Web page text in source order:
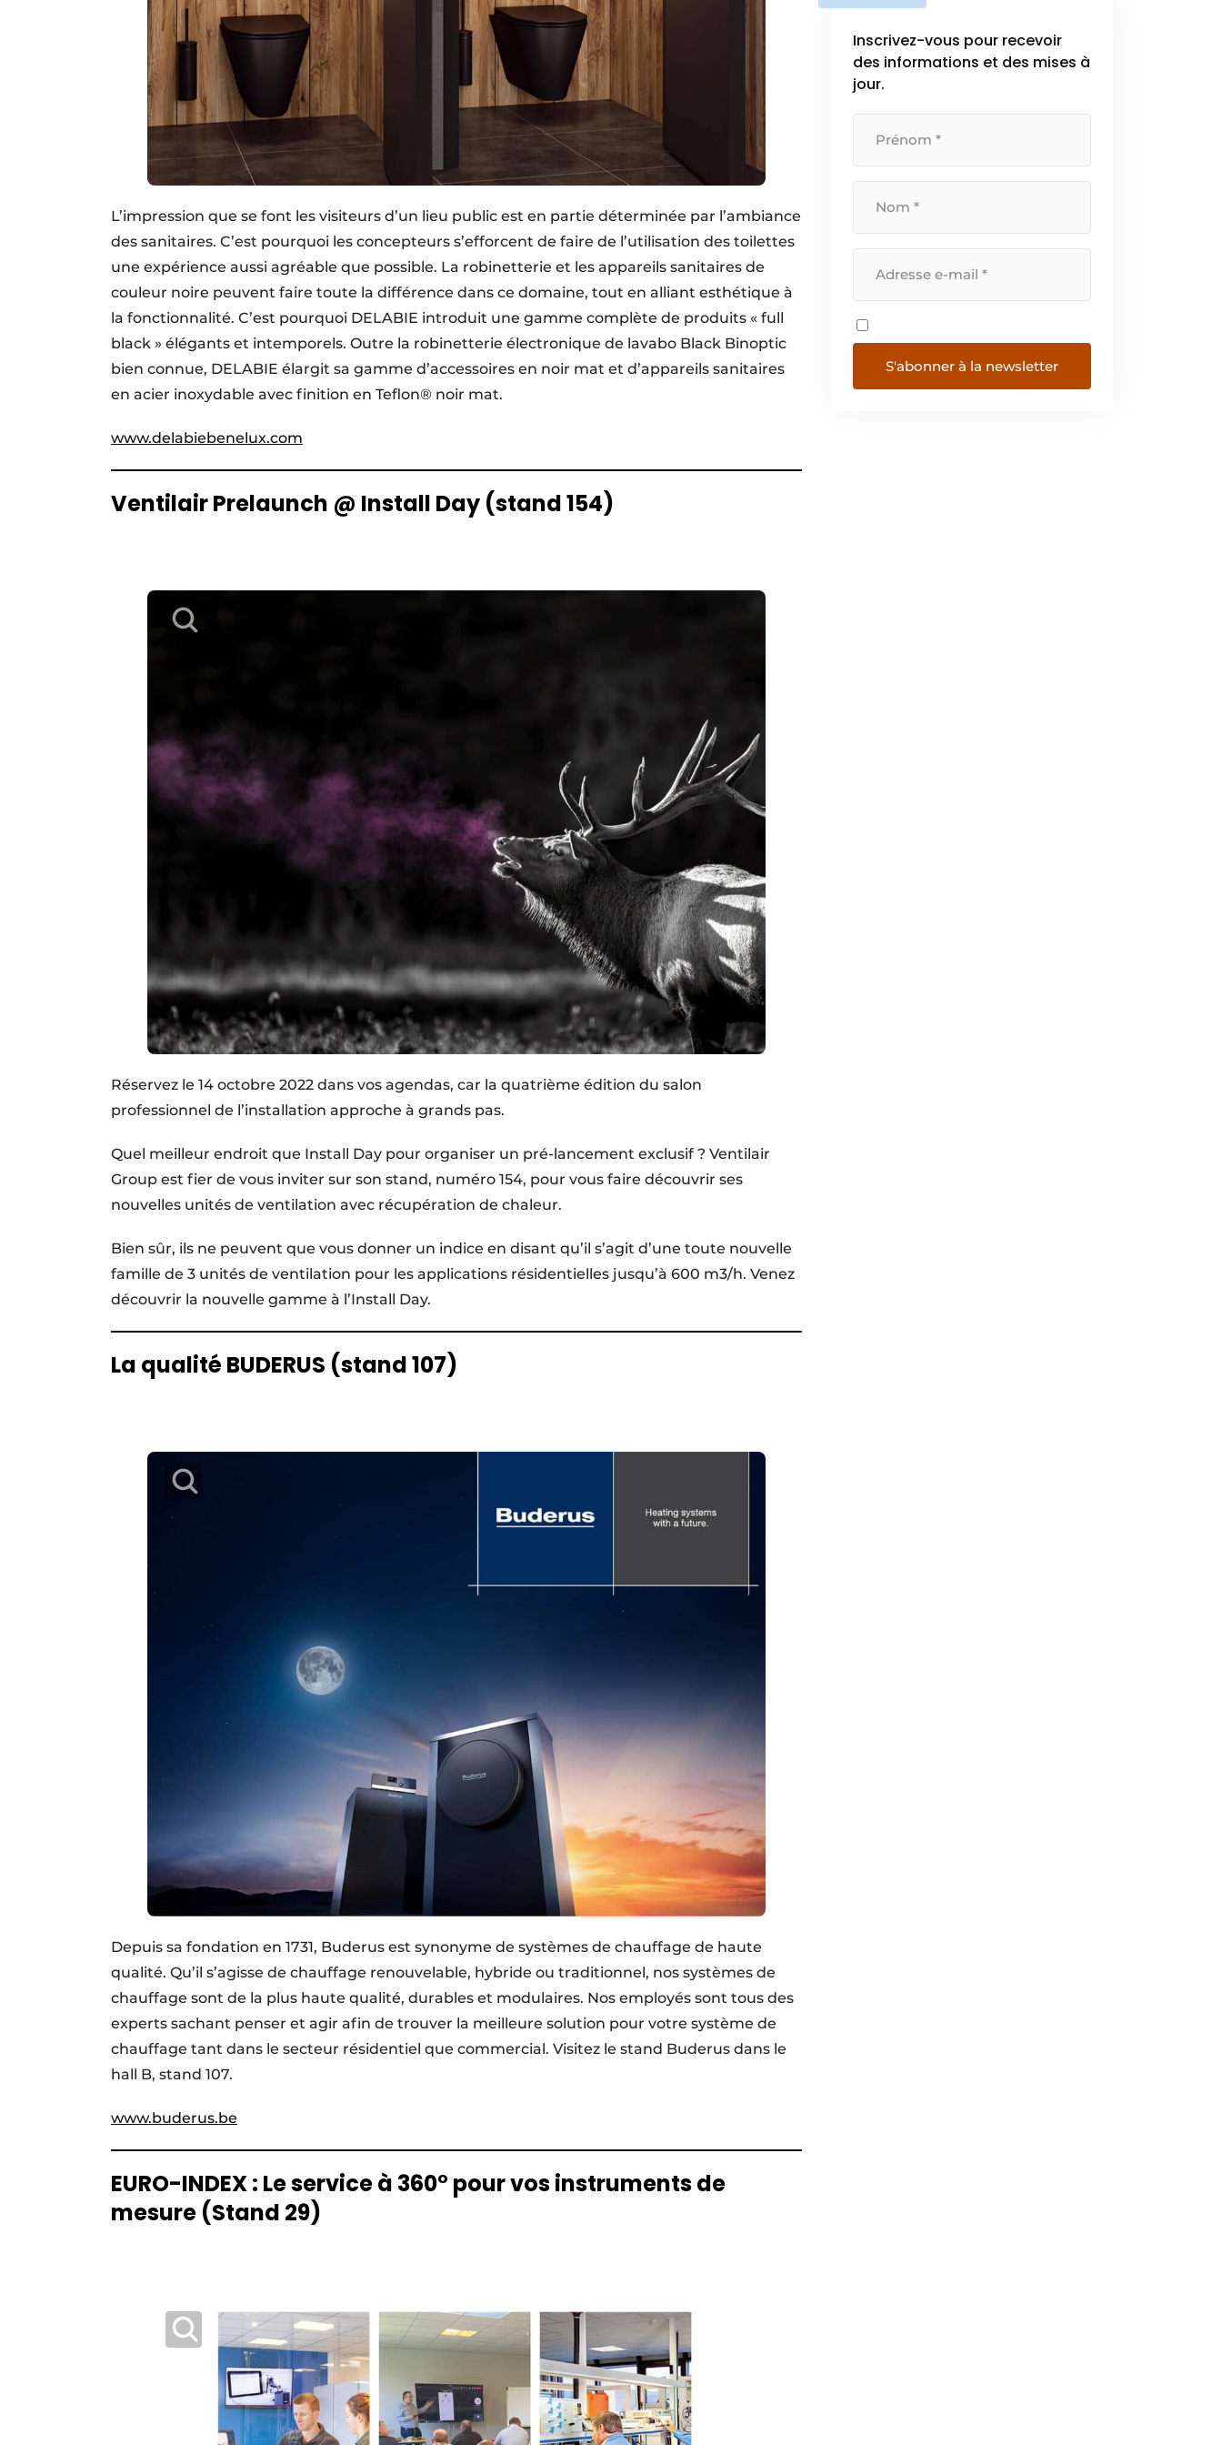
L’impression que se font les visiteurs d’un lieu public est en partie déterminée par l’ambiance
des sanitaires. C’est pourquoi les concepteurs s’efforcent de faire de l’utilisation des toilettes
une expérience aussi agréable que possible. La robinetterie et les appareils sanitaires de
couleur noire peuvent faire toute la différence dans ce domaine, tout en alliant esthétique à
la fonctionnalité. C’est pourquoi DELABIE introduit une gamme complète de produits « full
black » élégants et intemporels. Outre la robinetterie électronique de lavabo Black Binoptic
bien connue, DELABIE élargit sa gamme d’accessoires en noir mat et d’appareils sanitaires
en acier inoxydable avec finition en Teflon® noir mat.
www.delabiebenelux.com
Ventilair Prelaunch @ Install Day (stand 154)
Réservez le 14 octobre 2022 dans vos agendas, car la quatrième édition du salon
professionnel de l’installation approche à grands pas.
Quel meilleur endroit que Install Day pour organiser un pré-lancement exclusif ? Ventilair
Group est fier de vous inviter sur son stand, numéro 154, pour vous faire découvrir ses
nouvelles unités de ventilation avec récupération de chaleur.
Bien sûr, ils ne peuvent que vous donner un indice en disant qu’il s’agit d’une toute nouvelle
famille de 3 unités de ventilation pour les applications résidentielles jusqu’à 600 m3/h. Venez
découvrir la nouvelle gamme à l’Install Day.
La qualité BUDERUS (stand 107)
Depuis sa fondation en 1731, Buderus est synonyme de systèmes de chauffage de haute
qualité. Qu’il s’agisse de chauffage renouvelable, hybride ou traditionnel, nos systèmes de
chauffage sont de la plus haute qualité, durables et modulaires. Nos employés sont tous des
experts sachant penser et agir afin de trouver la meilleure solution pour votre système de
chauffage tant dans le secteur résidentiel que commercial. Visitez le stand Buderus dans le
hall B, stand 107.
www.buderus.be
EURO-INDEX : Le service à 360° pour vos instruments de
mesure (Stand 29)
Inscrivez-vous pour recevoir
des informations et des mises à
jour.